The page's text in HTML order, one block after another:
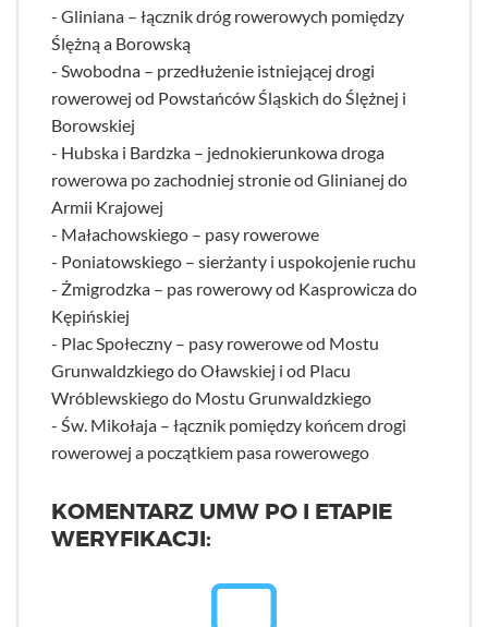
- Gliniana – łącznik dróg rowerowych pomiędzy
Ślężną a Borowską
- Swobodna – przedłużenie istniejącej drogi
rowerowej od Powstańców Śląskich do Ślężnej i
Borowskiej
- Hubska i Bardzka – jednokierunkowa droga
rowerowa po zachodniej stronie od Glinianej do
Armii Krajowej
- Małachowskiego – pasy rowerowe
- Poniatowskiego – sierżanty i uspokojenie ruchu
- Żmigrodzka – pas rowerowy od Kasprowicza do
Kępińskiej
- Plac Społeczny – pasy rowerowe od Mostu
Grunwaldzkiego do Oławskiej i od Placu
Wróblewskiego do Mostu Grunwaldzkiego
- Św. Mikołaja – łącznik pomiędzy końcem drogi
rowerowej a początkiem pasa rowerowego
KOMENTARZ UMW PO I ETAPIE
WERYFIKACJI: